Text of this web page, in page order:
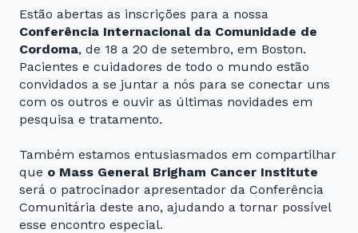
Estão abertas as inscrições para a nossa
Conferência Internacional da Comunidade de
Cordoma, de 18 a 20 de setembro, em Boston.
Pacientes e cuidadores de todo o mundo estão
convidados a se juntar a nós para se conectar uns
com os outros e ouvir as últimas novidades em
pesquisa e tratamento.
Também estamos entusiasmados em compartilhar
que o Mass General Brigham Cancer Institute
será o patrocinador apresentador da Conferência
Comunitária deste ano, ajudando a tornar possível
esse encontro especial.